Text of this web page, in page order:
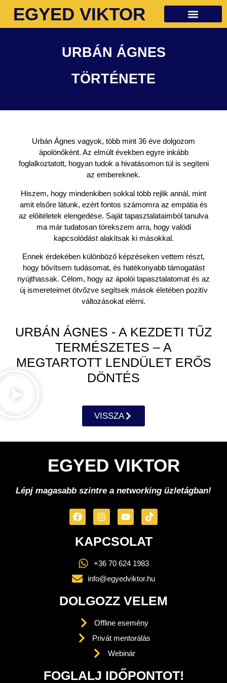
EGYED VIKTOR
URBÁN ÁGNES
TÖRTÉNETE
Urbán Ágnes vagyok, több mint 36 éve dolgozom
ápolónőként. Az elmúlt években egyre inkább
foglalkoztatott, hogyan tudok a hivatásomon túl is segíteni
az embereknek.
Hiszem, hogy mindenkiben sokkal több rejlik annál, mint
amit elsőre látunk, ezért fontos számomra az empátia és
az előitéletek elengedése. Saját tapasztalataimból tanulva
ma már tudatosan törekszem arra, hogy valódi
kapcsolódást alakítsak ki másokkal.
Ennek érdekében különböző képzéseken vettem részt,
hogy bővítsem tudásomat, és hatékonyabb támogatást
nyújthassak. Célom, hogy az ápolói tapasztalatomat és az
új ismereteimet ötvőzve segítsek mások életében pozitív
változásokat elérni.
URBÁN ÁGNES - A KEZDETI TŰZ
TERMÉSZETES – A
MEGTARTOTT LENDÜLET ERŐS
DÖNTÉS
VISSZA
EGYED VIKTOR
Lépj magasabb szintre a networking üzletágban!
KAPCSOLAT
+36 70 624 1983
info@egyedviktor.hu
DOLGOZZ VELEM
Offline esemény
Privát mentorálás
Webinár
FOGLALJ IDŐPONTOT!